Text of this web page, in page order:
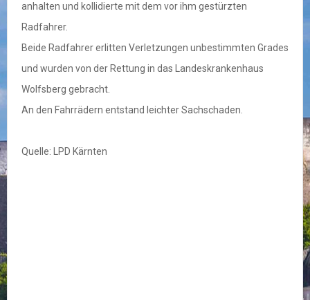
anhalten und kollidierte mit dem vor ihm gestürzten
Radfahrer.
Beide Radfahrer erlitten Verletzungen unbestimmten Grades
und wurden von der Rettung in das Landeskrankenhaus
Wolfsberg gebracht.
An den Fahrrädern entstand leichter Sachschaden.
Quelle: LPD Kärnten